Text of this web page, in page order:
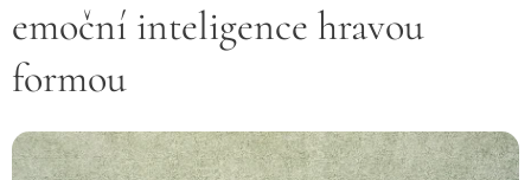
emoční inteligence hravou
formou